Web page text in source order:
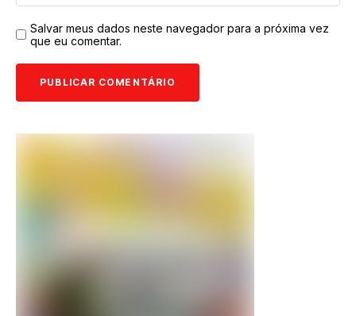
Salvar meus dados neste navegador para a próxima vez
que eu comentar.